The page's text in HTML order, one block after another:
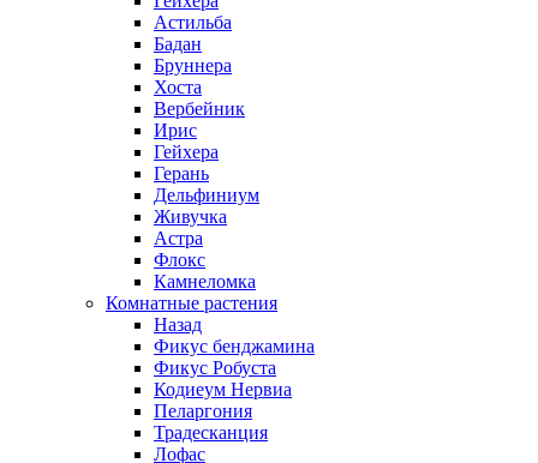
Астильба
Бадан
Бруннера
Хоста
Вербейник
Ирис
Гейхера
Герань
Дельфиниум
Живучка
Астра
Флокс
Камнеломка
Комнатные растения
Назад
Фикус бенджамина
Фикус Робуста
Кодиеум Нервиа
Пеларгония
Традесканция
Лофас